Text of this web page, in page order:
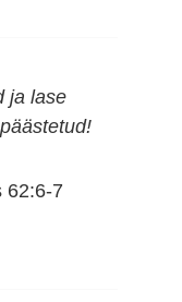
ja lase
62:6-7